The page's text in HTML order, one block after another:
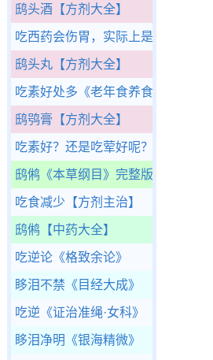
鸱头酒 【方剂大全】
吃西药会伤胃，实际上是五脏六腑
鸱头丸 【方剂大全】
吃素好处多 《老年食养食疗》
鸱鸮膏 【方剂大全】
吃素好？还是吃荤好呢？
鸱鸺 《本草纲目》完整版
吃食减少 【方剂主治】
鸱鸺 【中药大全】
吃逆论 《格致余论》
眵泪不禁 《目经大成》
吃逆 《证治准绳·女科》
眵泪净明 《银海精微》